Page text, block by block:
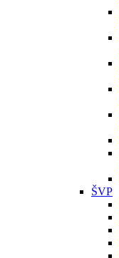
ŠVP